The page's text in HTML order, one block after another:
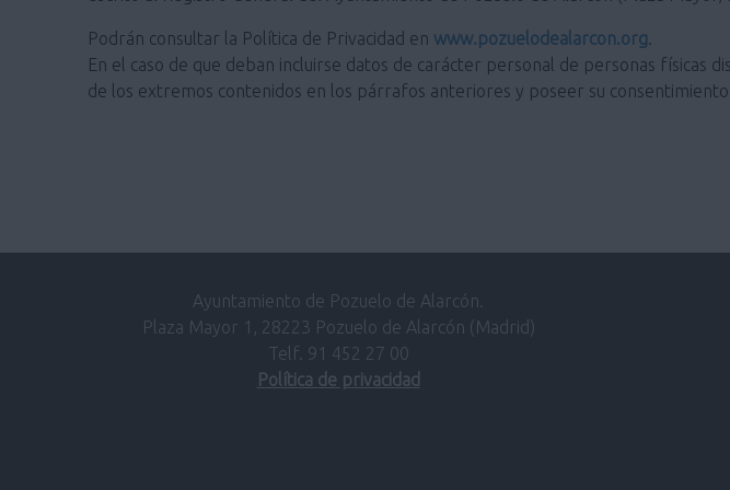
Podrán consultar la Política de Privacidad en www.pozuelodealarcon.org.
En el caso de que deban incluirse datos de carácter personal de personas
de los extremos contenidos en los párrafos anteriores y poseer su
Ayuntamiento de Pozuelo de Alarcón.
Plaza Mayor 1, 28223 Pozuelo de Alarcón (Madrid)
Telf. 91 452 27 00
Política de privacidad